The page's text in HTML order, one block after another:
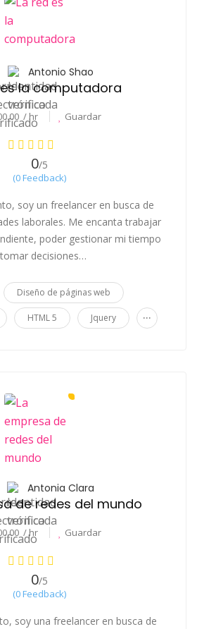
Antonio Shao
la computadora
/ hr Guardar
0/5
(0 Feedback)
soy un freelancer en busca de
laborales. Me encanta trabajar
poder gestionar mi tiempo
decisiones…
Diseño de páginas web
HTML 5 Jquery ...
Antonia Clara
de redes del mundo
/ hr Guardar
0/5
(0 Feedback)
soy una freelancer en busca de